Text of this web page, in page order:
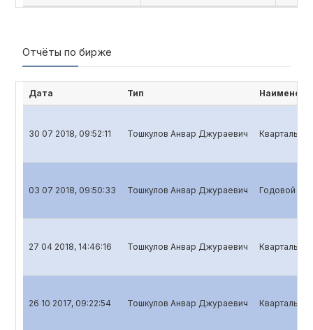
Отчёты по бирже
Дата Тип
30 07 2018, 09:52:11 Тошкулов Анвар Джураевич
03 07 2018, 09:50:33 Тошкулов Анвар Джураевич Годовой
27 04 2018, 14:46:16 Тошкулов Анвар Джураевич
26 10 2017, 09:22:54 Тошкулов Анвар Джураевич